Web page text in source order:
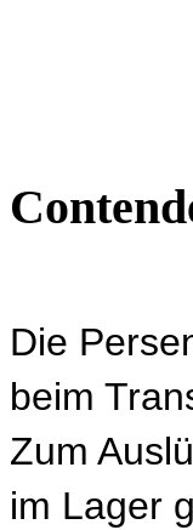
Die
beim
Zum
im Lager